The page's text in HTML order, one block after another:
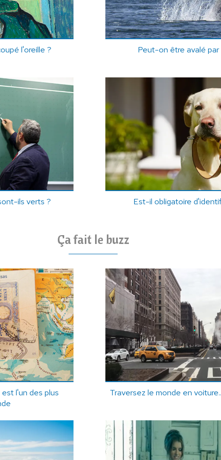
l'oreille ? Peut-on être avalé par
ils verts ? Est-il obligatoire
Ça fait le buzz
l'un des plus
Traversez le monde en